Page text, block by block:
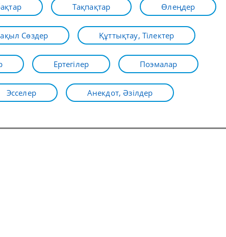
Тақпақтар Өлеңдер
Сөздер Құттықтау, Тілектер
Ертегілер Поэмалар
Эсселер Анекдот, Әзілдер